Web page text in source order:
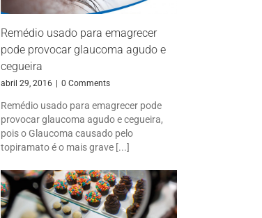
Remédio usado para emagrecer
pode provocar glaucoma agudo e
cegueira
abril 29, 2016 | 0 Comments
Remédio usado para emagrecer pode
provocar glaucoma agudo e cegueira,
pois o Glaucoma causado pelo
topiramato é o mais grave [...]